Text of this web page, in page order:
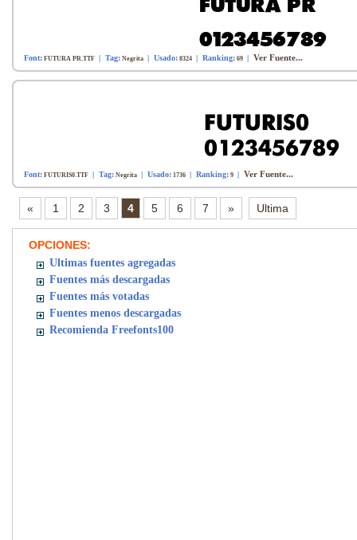
Font: FUTURA PR.TTF | Tag: Negrita | Usado: 8324 | Ranking: 69 | Ver Fuente...
Font: FUTURIS0.TTF | Tag: Negrita | Usado: 1736 | Ranking: 9 | Ver Fuente...
« 1 2 3 4 5 6 7 » Ultima
OPCIONES:
Ultimas fuentes agregadas
Fuentes más descargadas
Fuentes más votadas
Fuentes menos descargadas
Recomienda Freefonts100